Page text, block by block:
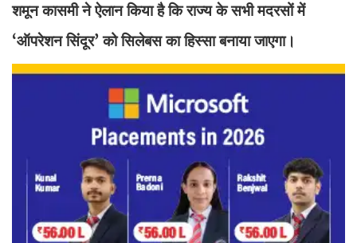
शमून कासमी ने ऐलान किया है कि राज्य के सभी मदरसों में
‘ऑपरेशन सिंदूर’ को सिलेबस का हिस्सा बनाया जाएगा।